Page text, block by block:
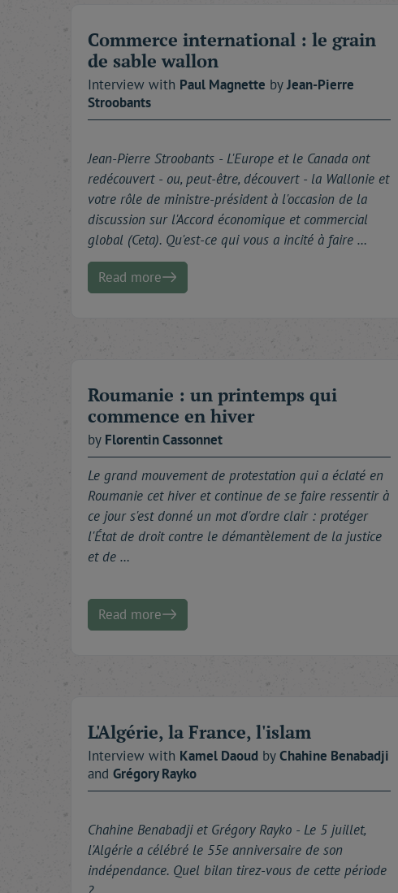
Commerce international : le grain
de sable wallon
Interview with Paul Magnette byJean-Pierre
Stroobants
Jean-Pierre Stroobants - L'Europe et le Canada ont
redécouvert - ou, peut-être, découvert - la Wallonie et
votre rôle de ministre-président à l'occasion de la
discussion sur l'Accord économique et commercial
global (Ceta). Qu'est-ce qui vous a incité à faire …
Read more
Roumanie : un printemps qui
commence en hiver
by FlorentinCassonnet
Le grand mouvement de protestation qui a éclaté en
Roumanie cet hiver et continue de se faire ressentir à
ce jour s'est donné un mot d'ordre clair : protéger
l'État de droit contre le démantèlement de la justice
et de …
Read more
L'Algérie, la France, l'islam
Interview with Kamel Daoud byChahine Benabadji
and GrégoryRayko
Chahine Benabadji et Grégory Rayko - Le 5 juillet,
l'Algérie a célébré le 55e anniversaire de son
indépendance. Quel bilan tirez-vous de cette période